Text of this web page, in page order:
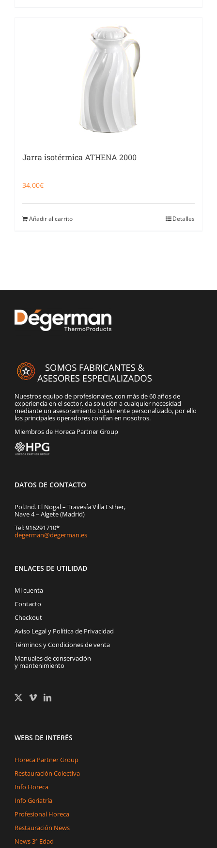
Jarra isotérmica ATHENA 2000
34,00€
Añadir al carrito Detalles
Nuestros equipo de profesionales, con más de 60 años de
experiencia en el sector, da solución a cualquier necesidad
mediante un asesoramiento totalmente personalizado, por ello
los principales operadores confían en nosotros.
Miembros de Horeca Partner Group
DATOS DE CONTACTO
Pol.Ind. El Nogal – Travesía Villa Esther,
Nave 4 – Algete (Madrid)
Tel: 916291710*
degerman@degerman.es
ENLACES DE UTILIDAD
Mi cuenta
Contacto
Checkout
Aviso Legal y Política de Privacidad
Términos y Condiciones de venta
Manuales de conservación
y mantenimiento
WEBS DE INTERÉS
Horeca Partner Group
Restauración Colectiva
Info Horeca
Info Geriatría
Profesional Horeca
Restauración News
News 3ª Edad